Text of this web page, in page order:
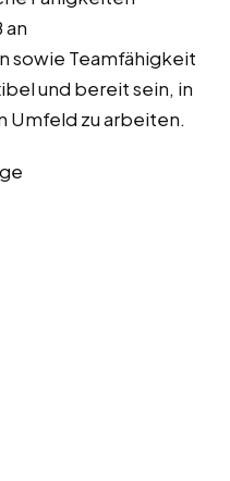
an
sowie Teamfähigkeit
und bereit sein, in
Umfeld zu arbeiten.